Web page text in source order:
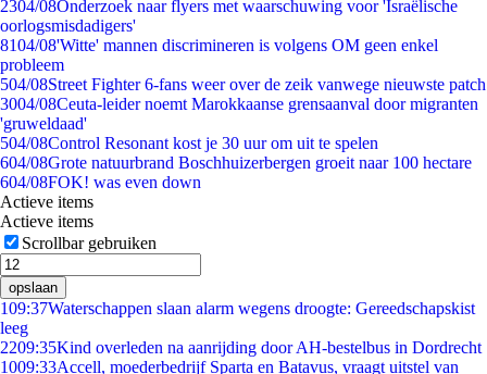
2304/08Onderzoek naar flyers met waarschuwing voor 'Israëlische
oorlogsmisdadigers'
8104/08'Witte' mannen discrimineren is volgens OM geen enkel
probleem
504/08Street Fighter 6-fans weer over de zeik vanwege nieuwste patch
3004/08Ceuta-leider noemt Marokkaanse grensaanval door migranten
'gruweldaad'
504/08Control Resonant kost je 30 uur om uit te spelen
604/08Grote natuurbrand Boschhuizerbergen groeit naar 100 hectare
604/08FOK! was even down
Actieve items
Actieve items
Scrollbar gebruiken
opslaan
109:37Waterschappen slaan alarm wegens droogte: Gereedschapskist
leeg
2209:35Kind overleden na aanrijding door AH-bestelbus in Dordrecht
1009:33Accell, moederbedrijf Sparta en Batavus, vraagt uitstel van